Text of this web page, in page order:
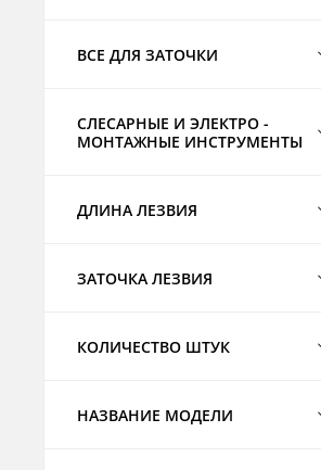
ВСЕ ДЛЯ ЗАТОЧКИ
СЛЕСАРНЫЕ И ЭЛЕКТРО -
МОНТАЖНЫЕ ИНСТРУМЕНТЫ
ДЛИНА ЛЕЗВИЯ
ЗАТОЧКА ЛЕЗВИЯ
КОЛИЧЕСТВО ШТУК
НАЗВАНИЕ МОДЕЛИ